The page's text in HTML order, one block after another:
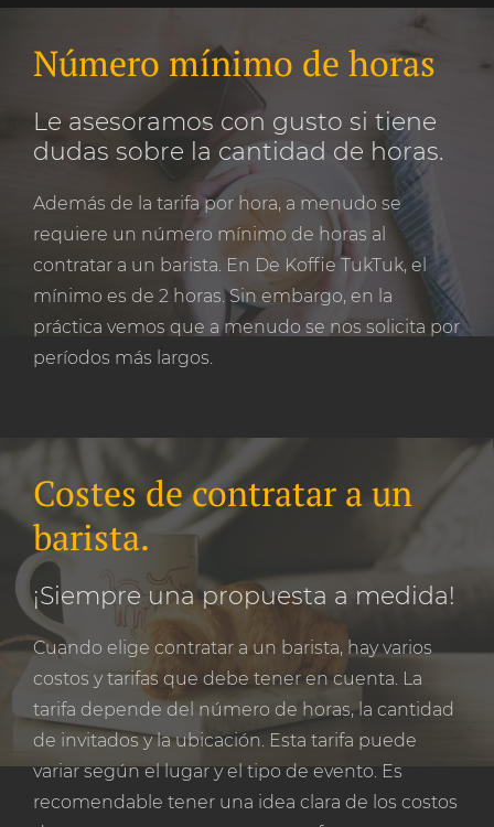
Número mínimo de horas
Le asesoramos con gusto si tiene
dudas sobre la cantidad de horas.
Además de la tarifa por hora, a menudo se
requiere un número mínimo de horas al
contratar a un barista. En De Koffie TukTuk, el
mínimo es de 2 horas. Sin embargo, en la
práctica vemos que a menudo se nos solicita por
períodos más largos.
Costes de contratar a un
barista.
¡Siempre una propuesta a medida!
Cuando elige contratar a un barista, hay varios
costos y tarifas que debe tener en cuenta. La
tarifa depende del número de horas, la cantidad
de invitados y la ubicación. Esta tarifa puede
variar según el lugar y el tipo de evento. Es
recomendable tener una idea clara de los costos